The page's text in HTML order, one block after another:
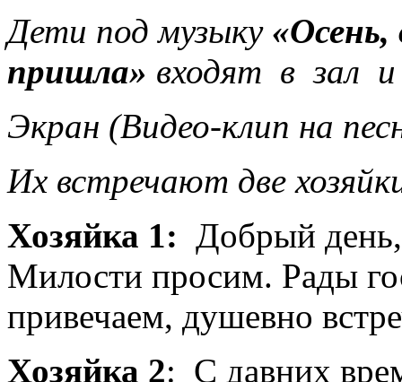
Дети под музыку
пришла» входят в зал
Экран (Видео-клип на
Их встречают две
Хозяйка 1: Добрый
Милости просим. Рады
привечаем, душевно
Хозяйка 2: С давних